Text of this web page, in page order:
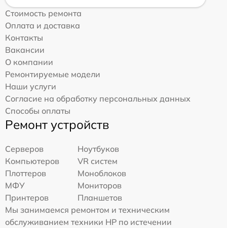
Стоимость ремонта
Оплата и доставка
Контакты
Вакансии
О компании
Ремонтируемые модели
Наши услуги
Согласие на обработку персональных данных
Способы оплаты
Ремонт устройств
Серверов
Ноутбуков
Компьютеров
VR систем
Плоттеров
Моноблоков
МФУ
Мониторов
Принтеров
Планшетов
Мы занимаемся ремонтом и техническим
обслуживанием техники HP по истечении